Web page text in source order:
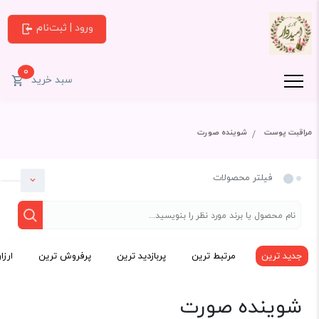
ورود | ثبت‌نام
سبد خرید0
مراقبت پوست شوینده صورت
فیلتر محصولات
دسته بندی
جدید ترین مرتبط ترین پربازدید ترین پرفروش ترین
شوینده صورت